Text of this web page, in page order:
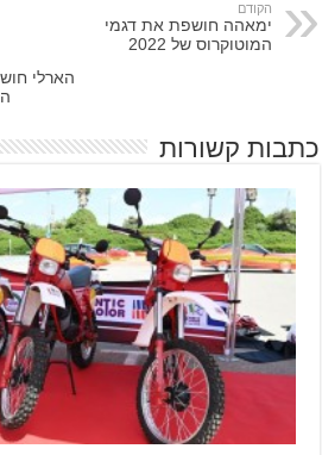
הקודם
ימאהה חושפת את דגמי
המוטוקרוס של 2022
כתבות קשורות